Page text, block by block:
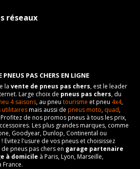
réseaux
PAS CHERS EN LIGNE
la vente de pneus pas chers, est le leader
Large choix de pneus pas chers, du
4 saisons, au pneu tourisme et pneu 4x4,
utilitairesmais aussi de pneus moto, quad,
Profitez de nos promos pneus à tous les prix,
Les plus grandes marques, comme
Goodyear, Dunlop, Continental ou
Evitez l'usure de vos pneus et choisissez
pneus pas chers en garage partenaire
à domicile à Paris, Lyon, Marseille,